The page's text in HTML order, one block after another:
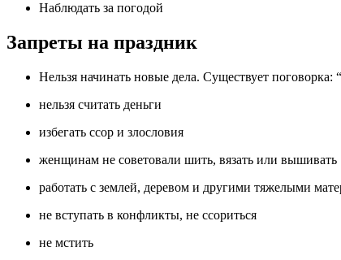
Наблюдать за погодой
Запреты на праздник
Нельзя начинать новые дела. Существует
нельзя считать деньги
избегать ссор и злословия
женщинам не советовали шить, вязать или вышивать
работать с землей, деревом и другими тяжелыми
не вступать в конфликты, не ссориться
не мстить